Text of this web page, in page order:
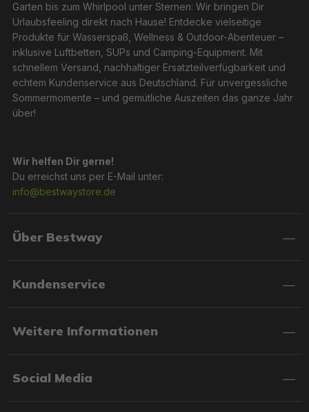
Garten bis zum Whirlpool unter Sternen: Wir bringen Dir
Urlaubsfeeling direkt nach Hause! Entdecke vielseitige
Produkte für Wasserspaß, Wellness & Outdoor-Abenteuer –
inklusive Luftbetten, SUPs und Camping-Equipment. Mit
schnellem Versand, nachhaltiger Ersatzteilverfügbarkeit und
echtem Kundenservice aus Deutschland. Für unvergessliche
Sommermomente – und gemütliche Auszeiten das ganze Jahr
über!
Wir helfen Dir gerne!
Du erreichst uns per E-Mail unter:
info@bestwaystore.de
Über Bestway
Kundenservice
Weitere Informationen
Social Media